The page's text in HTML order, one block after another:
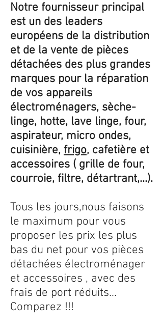
Notre fournisseur principal
est un des leaders
européens de la distribution
et de la vente de pièces
détachées des plus grandes
marques pour la réparation
de vos appareils
électroménagers, sèche-
linge, hotte, lave linge, four,
aspirateur, micro ondes,
cuisinière, frigo, cafetière et
accessoires ( grille de four,
courroie, filtre, détartrant,...).
Tous les jours,nous faisons
le maximum pour vous
proposer les prix les plus
bas du net pour vos pièces
détachées électroménager
et accessoires , avec des
frais de port réduits...
Comparez !!!